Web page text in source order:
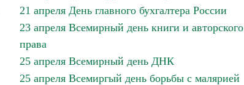
21 апреля День главного бухгалтера России
23 апреля Всемирный день книги и авторского
права
25 апреля Всемирный день ДНК
25 апреля Всемиргый день борьбы с малярией